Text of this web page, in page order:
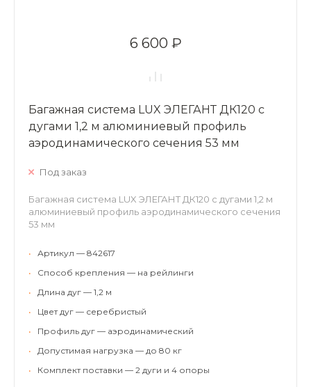
6 600 ₽
Багажная система LUX ЭЛЕГАНТ ДК120 с
дугами 1,2 м алюминиевый профиль
аэродинамического сечения 53 мм
Под заказ
Багажная система LUX ЭЛЕГАНТ ДК120 с дугами 1,2 м
алюминиевый профиль аэродинамического сечения
53 мм
•
Артикул — 842617
•
Способ крепления — на рейлинги
•
Длина дуг — 1,2 м
•
Цвет дуг — серебристый
•
Профиль дуг — аэродинамический
•
Допустимая нагрузка — до 80 кг
•
Комплект поставки — 2 дуги и 4 опоры